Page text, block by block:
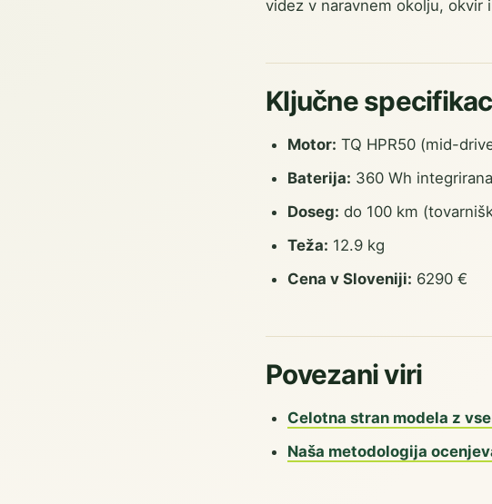
videz v naravnem okolju, okvir
Ključne
Motor: TQ HPR50 (mid-
Baterija: 360 Wh integrirana
Doseg: do 100 km
Teža: 12.9 kg
Cena v Sloveniji: 6290 €
Povezani viri
Celotna stran modela z
Naša metodologija